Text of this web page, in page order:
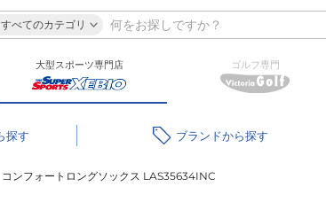
すべてのカテゴリ
大型スポーツ専門店 ゴルフ専門
ブランド
コンフォートロングソックス LAS35634INC